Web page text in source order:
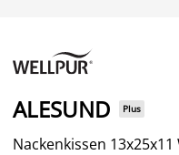
ALESUND Plus
Nackenkissen 13x25x11